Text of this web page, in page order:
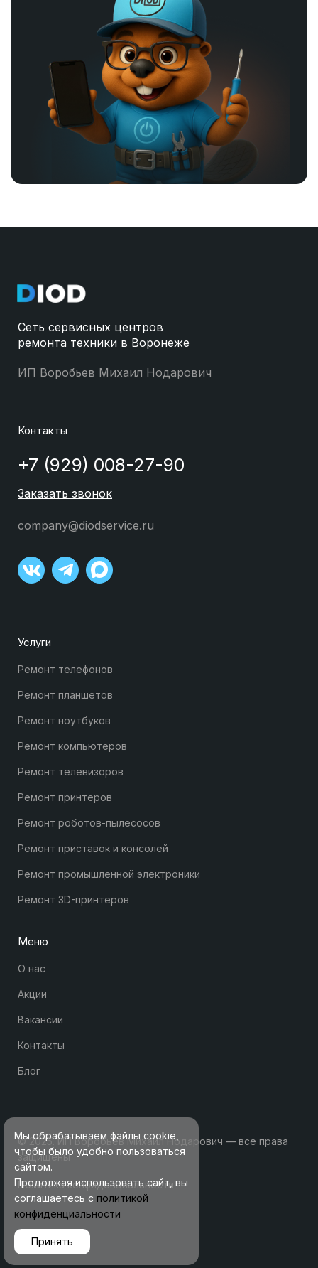
Сеть сервисных центров
ремонта техники в Воронеже
ИП Воробьев Михаил Нодарович
Контакты
+7 (929) 008-27-90
Заказать звонок
company@diodservice.ru
Услуги
Ремонт телефонов
Ремонт планшетов
Ремонт ноутбуков
Ремонт компьютеров
Ремонт телевизоров
Ремонт принтеров
Ремонт роботов-пылесосов
Ремонт приставок и консолей
Ремонт промышленной электроники
Ремонт 3D-принтеров
Меню
О нас
Акции
Вакансии
Контакты
Блог
© 2025. ИП Воробьев Михаил Нодарович — все права
защищены
Политика конфиденциальности
Мы обрабатываем файлы cookie,
чтобы было удобно пользоваться
сайтом.
Продолжая использовать сайт, вы
соглашаетесь с политикой
конфиденциальности
Принять